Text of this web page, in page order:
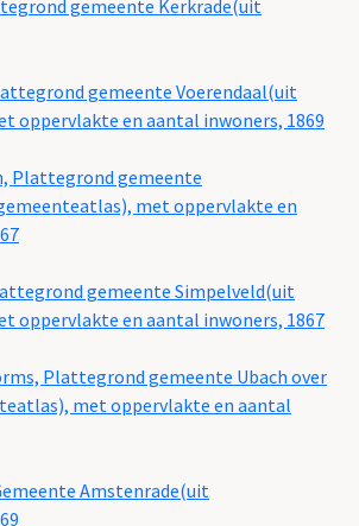
gemeente Kerkrade(uit
gemeente Voerendaal(uit
oppervlakte en aantal inwoners, 1869
Plattegrond gemeente
met oppervlakte en
gemeente Simpelveld(uit
oppervlakte en aantal inwoners, 1867
Plattegrond gemeente Ubach over
met oppervlakte en aantal
Amstenrade(uit